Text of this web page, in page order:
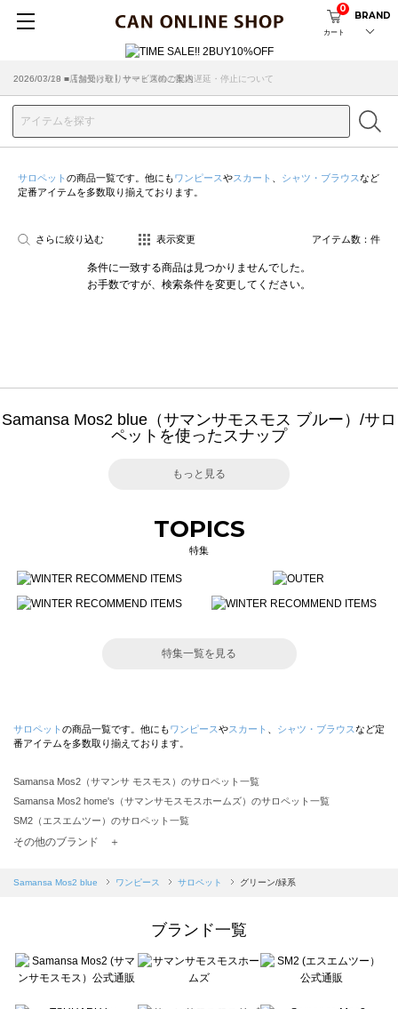
カート
0
BRAND
2026/07/29 ■【お知らせ】ヤマト運輸の配送遅延・停止について
2026/03/18 ■店舗受け取りサービスのご案内
サロペット の商品一覧です。他にもワンピースやスカート シャツ・ブラウスなど
定番アイテムを多数取り揃えております。
さらに絞り込む 表示変更 アイテム数： 件
条件に一致する商品は見つかりませんでした。
お手数ですが、検索条件を変更してください。
Samansa Mos2 blue（サマンサモスモス ブルー）/サロ
ペットを使ったスナップ
もっと見る
TOPICS
特集
特集一覧を見る
サロペット の商品一覧です。他にもワンピースやスカート シャツ・ブラウスなど定
番アイテムを多数取り揃えております。
Samansa Mos2（サマンサ モスモス）のサロペット一覧
Samansa Mos2 home's（サマンサモスモスホームズ）のサロペット一覧
SM2（エスエムツー）のサロペット一覧
TSUHARU by Samansa Mos2（ツハルバイサマンサモスモス）のサロペット一覧
Samansa Mos2 blue（サマンサモスモス ブルー）のサロペット一覧
sō4ū（ソウフォーユー）のサロペット一覧
Te chichi（テチチ）のサロペット一覧
Te chichi CLASSIC（テチチ クラシック）のサロペット一覧
その他のブランド ＋
Samansa Mos2 blue ワンピース サロペット グリーン/緑系
ブランド一覧